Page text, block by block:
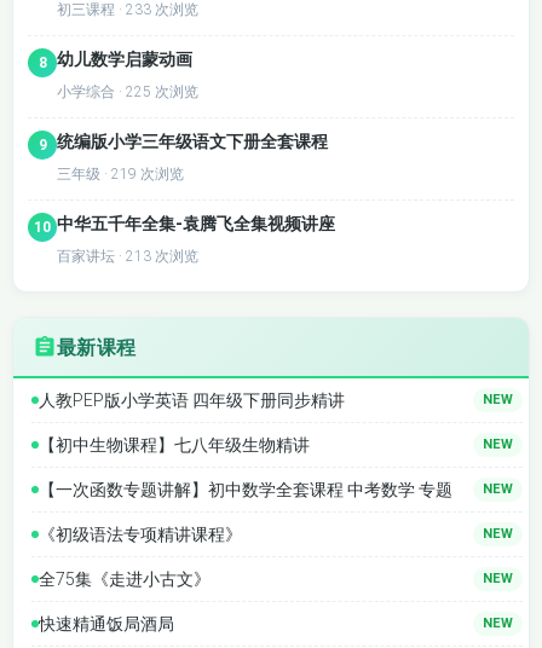
课程特别注重实践应用，提供大量配套练习和测试
题，帮助学生巩固所学知识。每节课后都会布置适量
时，课程还设有单元检测卷，用于评估学习效果，帮
助教师和家长了解学生的学习进展。
适用人群：本课程适用于小学五年级的学生，特别是
体。无论是课前预习、课后复习，还是课外拓展，都
能从中受益。
的童年”“四大名著”“遨游汉字王国”“我的祖国”“人物描
初三课程 · 233 次浏览
8 幼儿数学启蒙动画
小学综合 · 225 次浏览
9 统编版小学三年级语文下册全套课程
三年级 · 219 次浏览
10 中华五千年全集-袁腾飞全集视频讲座
百家讲坛 · 213 次浏览
最新课程
人教PEP版小学英语 四年级下册同步精讲 NEW
【初中生物课程】七八年级生物精讲 NEW
【一次函数专题讲解】初中数学全套课程 中考数学 专题 NEW
《初级语法专项精讲课程》 NEW
全75集《走进小古文》 NEW
快速精通饭局酒局 NEW